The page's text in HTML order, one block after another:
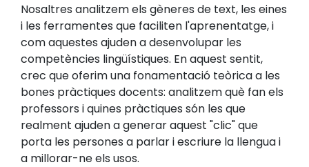
Nosaltres analitzem els gèneres de text, les eines
i les ferramentes que faciliten l'aprenentatge, i
com aquestes ajuden a desenvolupar les
competències lingüístiques. En aquest sentit,
crec que oferim una fonamentació teòrica a les
bones pràctiques docents: analitzem què fan els
professors i quines pràctiques són les que
realment ajuden a generar aquest "clic" que
porta les persones a parlar i escriure la llengua i
a millorar-ne els usos.